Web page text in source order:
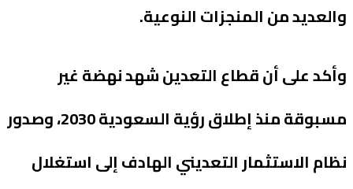
والعديد من المنجزات النوعية.
وأكد على أن قطاع التعدين شهد نهضة غير
مسبوقة منذ إطلاق رؤية السعودية 2030، وصدور
نظام الاستثمار التعديني الهادف إلى استغلال